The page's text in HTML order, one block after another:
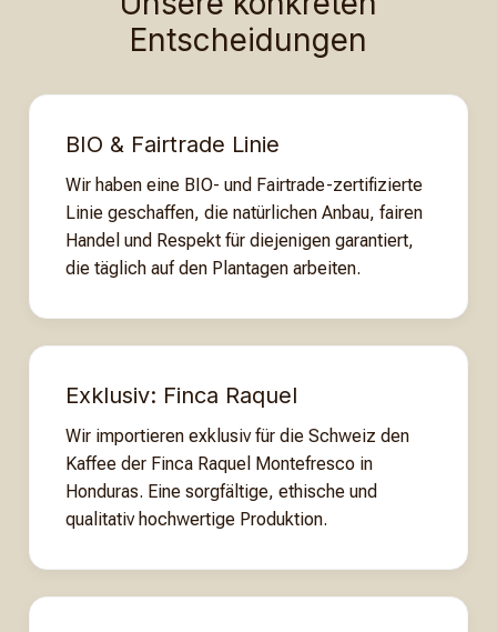
Entscheidungen
BIO & Fairtrade Linie
Wir haben eine BIO- und Fairtrade-zertifizierte
Linie geschaffen, die natürlichen Anbau, fairen
Handel und Respekt für diejenigen garantiert,
die täglich auf den Plantagen arbeiten.
Exklusiv: Finca Raquel
Wir importieren exklusiv für die Schweiz den
Kaffee der Finca Raquel Montefresco in
Honduras. Eine sorgfältige, ethische und
qualitativ hochwertige Produktion.